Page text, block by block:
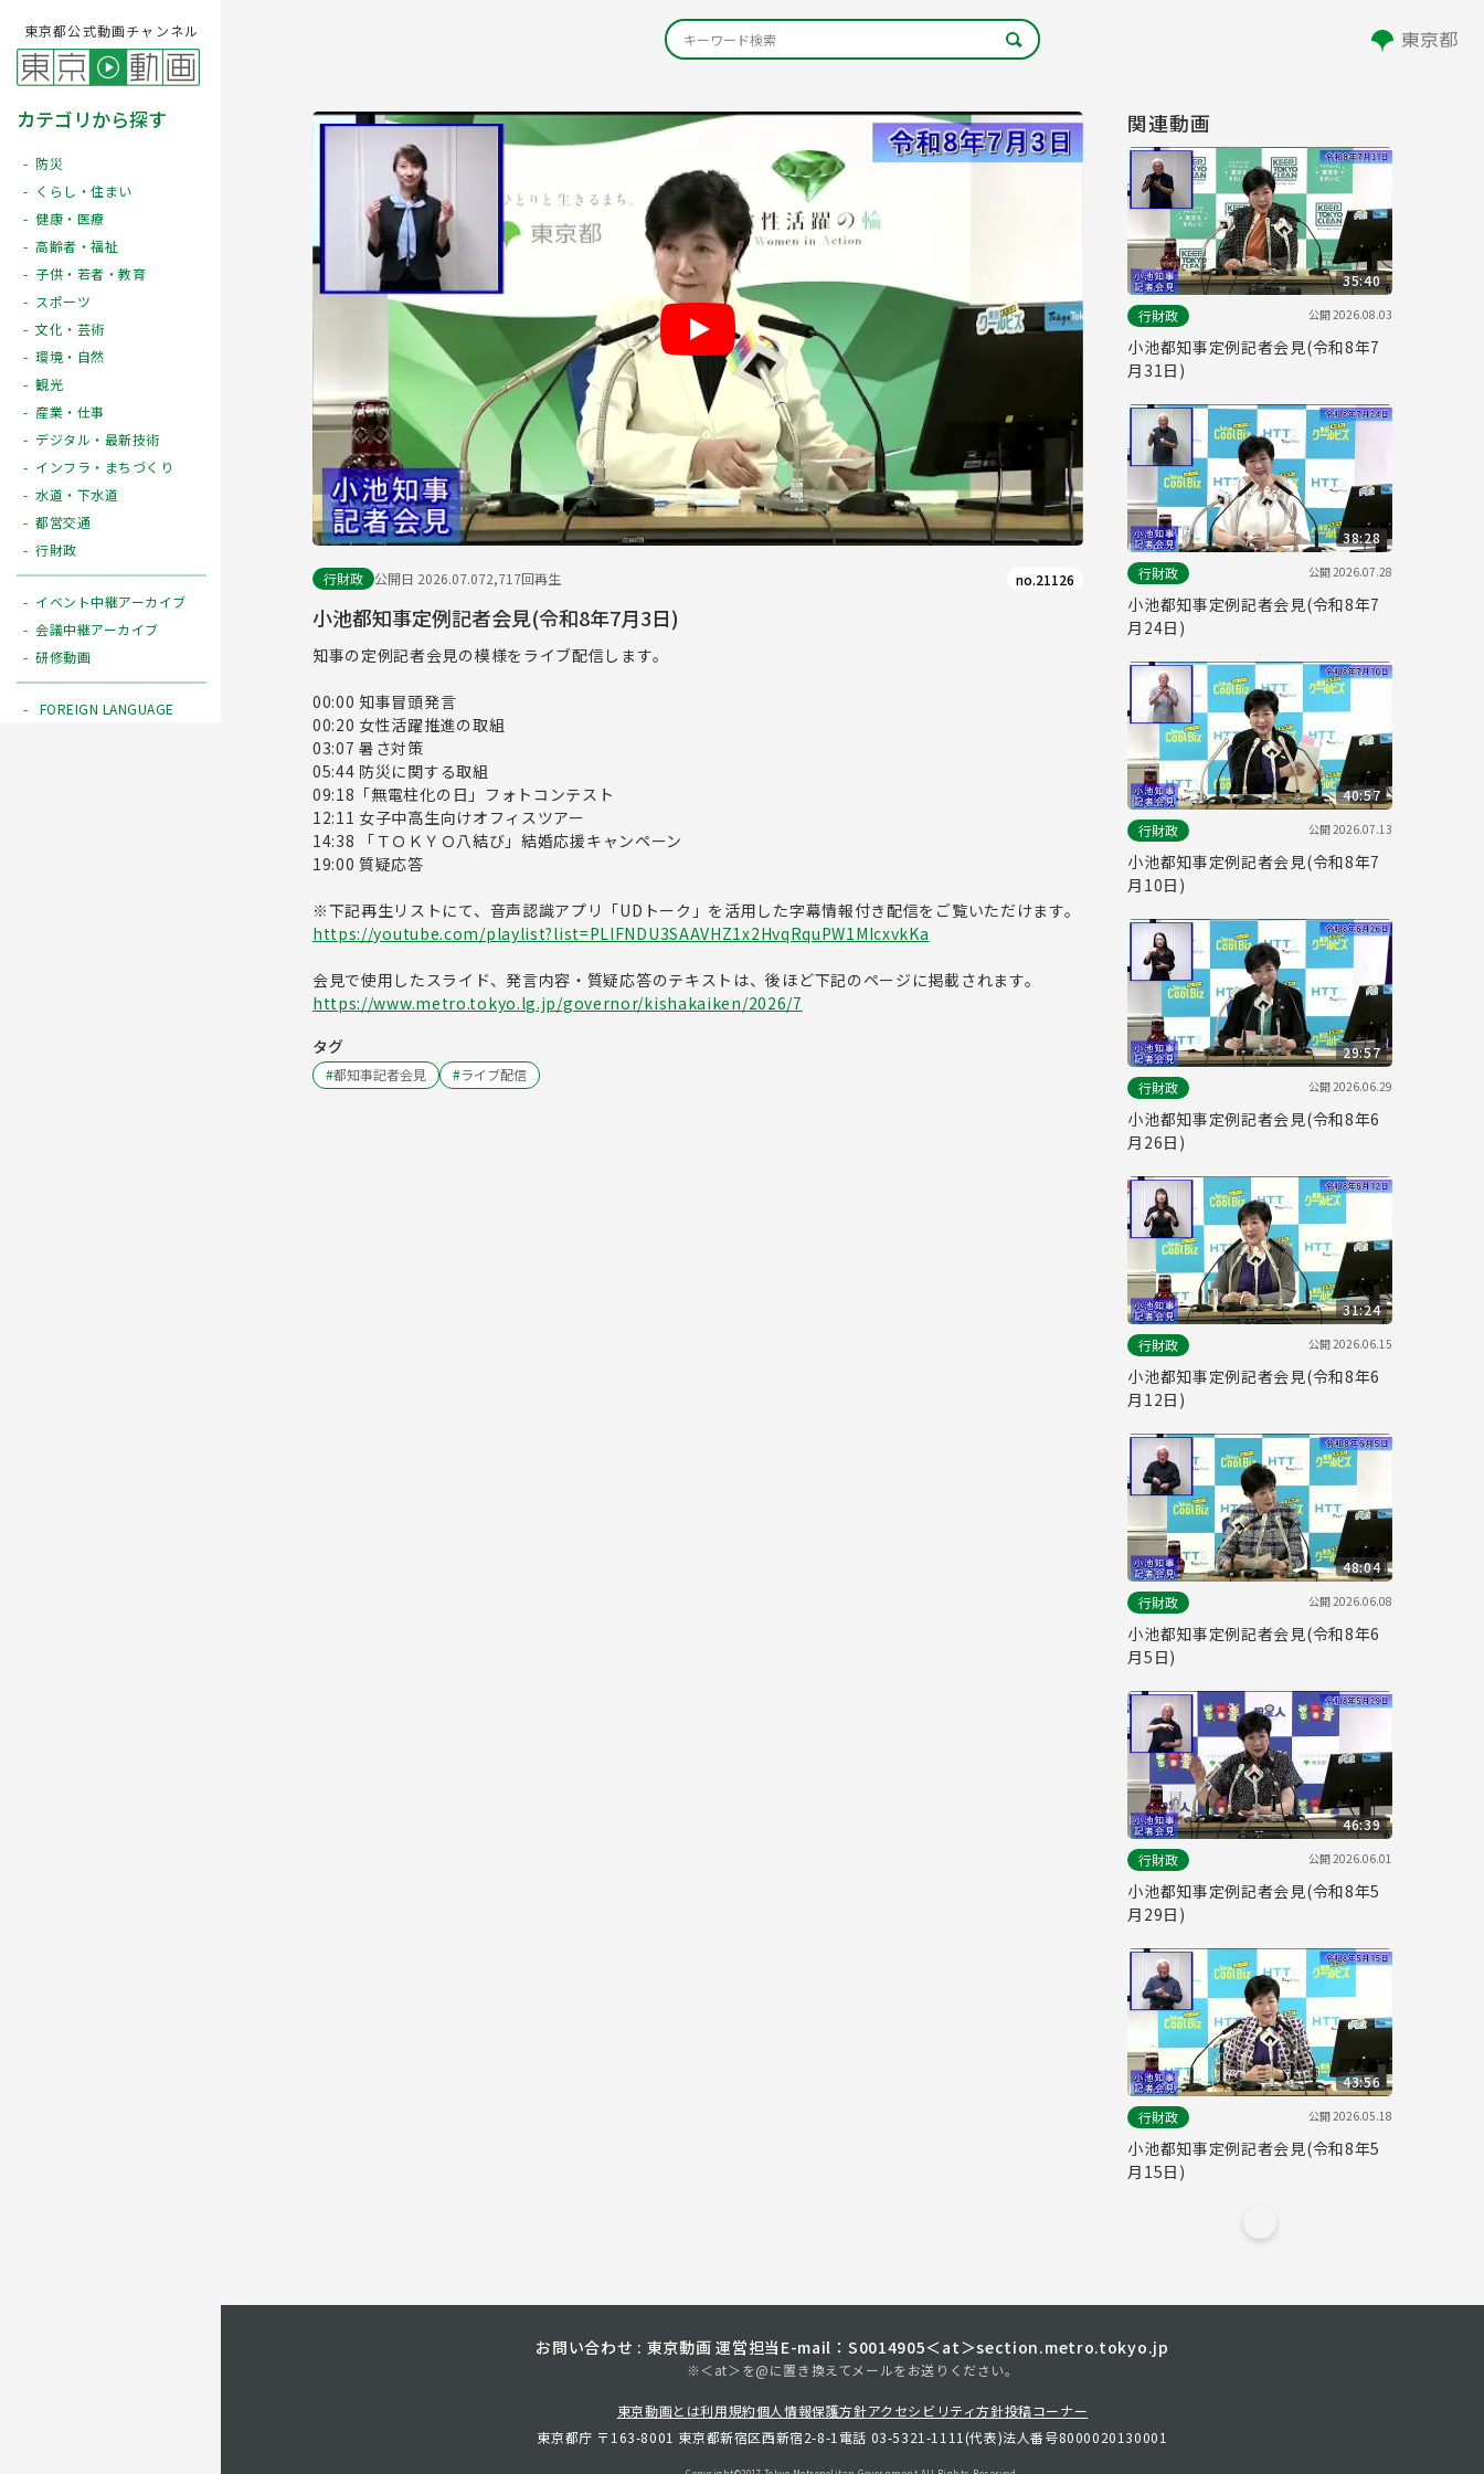
東京都公式動画チャンネル
カテゴリから探す
防災
くらし・住まい
健康・医療
高齢者・福祉
子供・若者・教育
スポーツ
文化・芸術
環境・自然
観光
産業・仕事
デジタル・最新技術
インフラ・まちづくり
水道・下水道
都営交通
行財政
イベント中継アーカイブ
会議中継アーカイブ
研修動画
FOREIGN LANGUAGE
行財政 公開日 2026.07.072,717回再生 no.21126
小池都知事定例記者会見(令和8年7月3日)
知事の定例記者会見の模様をライブ配信します。
00:00 知事冒頭発言
00:20 女性活躍推進の取組
03:07 暑さ対策
05:44 防災に関する取組
09:18「無電柱化の日」フォトコンテスト
12:11 女子中高生向けオフィスツアー
14:38 「ＴＯＫＹＯ八結び」結婚応援キャンペーン
19:00 質疑応答
※下記再生リストにて、音声認識アプリ「UDトーク」を活用した字幕情報付き配信をご覧いただけます。
https://youtube.com/playlist?list=PLIFNDU3SAAVHZ1x2HvqRquPW1MIcxvkKa
会見で使用したスライド、発言内容・質疑応答のテキストは、後ほど下記のページに掲載されます。
https://www.metro.tokyo.lg.jp/governor/kishakaiken/2026/7
タグ
#都知事記者会見 #ライブ配信
関連動画
35:40
行財政
公開2026.08.03
小池都知事定例記者会見(令和8年7
月31日)
38:28
行財政
公開2026.07.28
小池都知事定例記者会見(令和8年7
月24日)
40:57
行財政
公開2026.07.13
小池都知事定例記者会見(令和8年7
月10日)
29:57
行財政
公開2026.06.29
小池都知事定例記者会見(令和8年6
月26日)
31:24
行財政
公開2026.06.15
小池都知事定例記者会見(令和8年6
月12日)
48:04
行財政
公開2026.06.08
小池都知事定例記者会見(令和8年6
月5日)
46:39
行財政
公開2026.06.01
小池都知事定例記者会見(令和8年5
月29日)
43:56
行財政
公開2026.05.18
小池都知事定例記者会見(令和8年5
月15日)
お問い合わせ : 東京動画 運営担当 E-mail：S0014905＜at＞section.metro.tokyo.jp
※＜at＞を@に置き換えてメールをお送りください。
東京動画とは利用規約個人情報保護方針アクセシビリティ方針投稿コーナー
東京都庁 〒163-8001 東京都新宿区西新宿2-8-1 電話 03-5321-1111(代表)法人番号8000020130001